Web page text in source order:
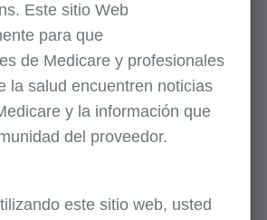
79
91
AI
Este sitio Web
para que
de Medicare y profesionales
la salud encuentren noticias
y la información que
del proveedor.
este sitio web, usted